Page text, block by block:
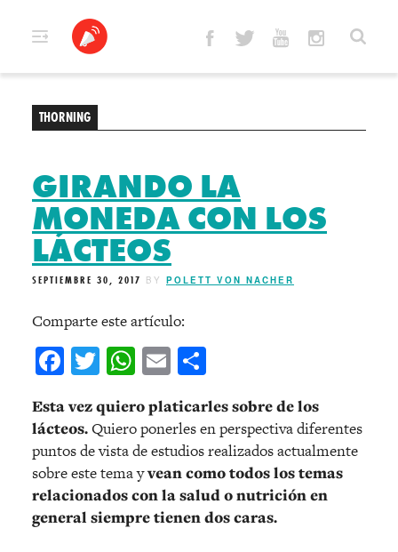
THORNING
GIRANDO LA
MONEDA CON LOS
LÁCTEOS
SEPTIEMBRE 30, 2017 BY POLETT VON NACHER
Comparte este artículo:
Facebook
Twitter
WhatsApp
Email
Esta vez quiero platicarles sobre de los
lácteos.Quiero ponerles en perspectiva diferentes
puntos de vista de estudios realizados actualmente
sobre este tema yvean como todos los temas
relacionados con la salud o nutrición en
general siempre tienen dos caras.